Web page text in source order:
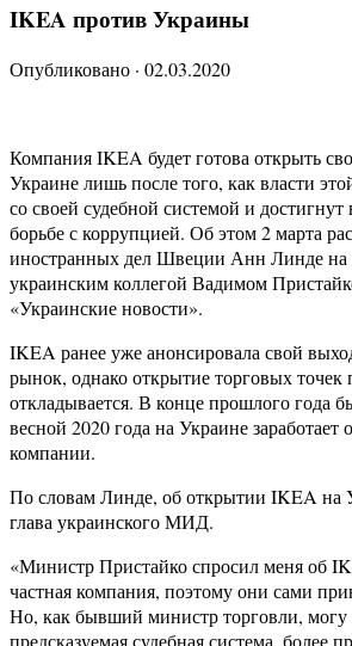
IKEA против Украины
Опубликовано · 02.03.2020
Компания IKEA будет готова открыть
Украине лишь после того, как власти
со своей судебной системой и
борьбе с коррупцией. Об этом 2 марта
иностранных дел Швеции Анн Линде на
украинским коллегой Вадимом
«Украинские новости».
IKEA ранее уже анонсировала свой
рынок, однако открытие торговых точек
откладывается. В конце прошлого года
весной 2020 года на Украине заработает
компании.
По словам Линде, об открытии IKEA на
глава украинского МИД.
«Министр Пристайко спросил меня об
частная компания, поэтому они сами
Но, как бывший министр торговли, могу